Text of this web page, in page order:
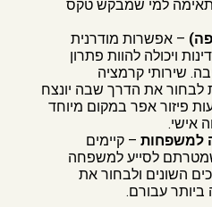
למי שמבקש טקס
– אפשרות מודרנית
ויכולה להוות פתרון
שירותי קרמציה
את הדרך שבה יונצח
פיזור אפר במקום מיוחד
אישי.
למשפחות – קיימים
לסייע למשפחה
השונים ולבחור את
עבורם.